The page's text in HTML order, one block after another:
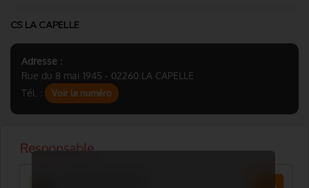
CS LA CAPELLE
Adresse :
Rue du 8 mai 1945 - 02260 LA CAPELLE
Tél. :
Voir le numéro